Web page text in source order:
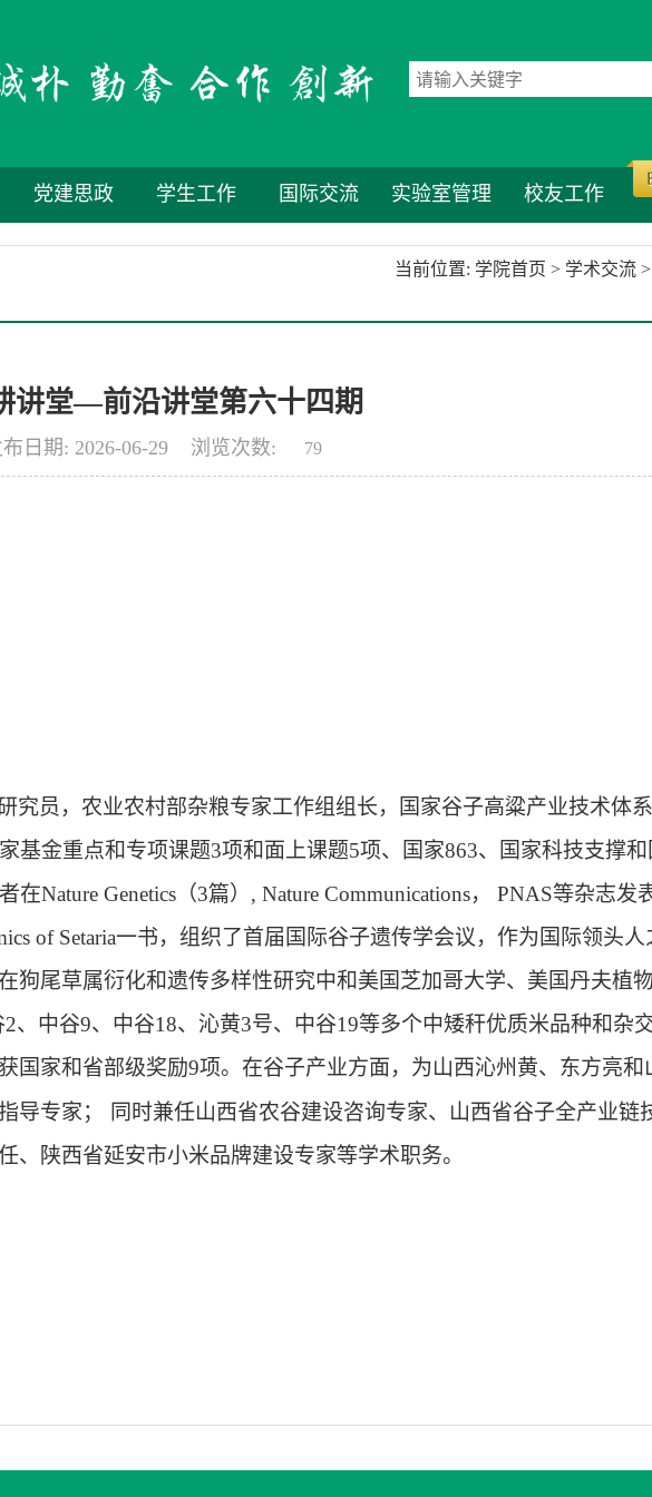
党建思政 学生工作 国际交流 实验室管理 校友工作
当前位置: 学院首页 > 学术交流
讲堂—前沿讲堂第六十四期
日期: 2026-06-29 浏览次数: 79
究员，农业农村部杂粮专家工作组组长，国家谷子高粱产业技术体
基金重点和专项课题3项和面上课题5项、国家863、国家科技支撑
在Nature Genetics （3篇） , Nature Communications， PNAS等杂志发
of Setaria一书，组织了首届国际谷子遗传学会议，作为国际领头人
狗尾草属衍化和遗传多样性研究中和美国芝加哥大学、美国丹夫植
2、中谷9、中谷18、沁黄3号、中谷19等多个中矮秆优质米品种和杂
国家和省部级奖励9项。在谷子产业方面，为山西沁州黄、东方亮和
导专家；
同时兼任山西省农谷建设咨询专家、山西省谷子全产业链
陕西省延安市小米品牌建设专家等学术职务。